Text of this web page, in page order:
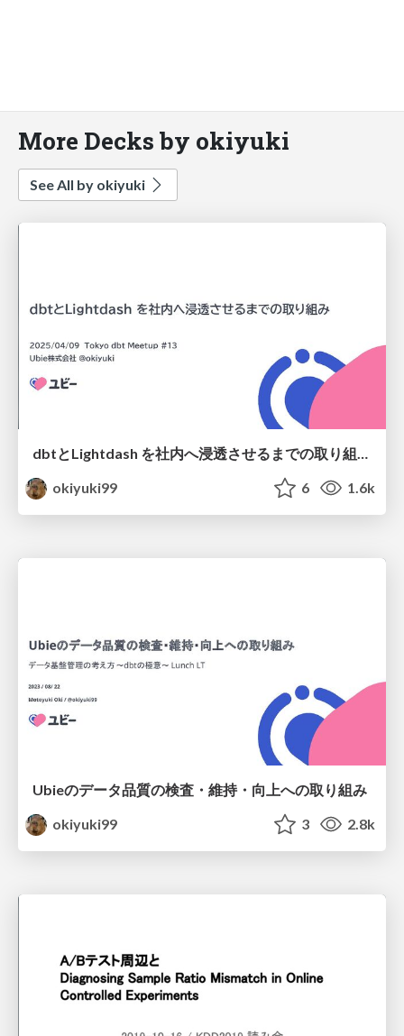
More Decks by okiyuki
See All by okiyuki
dbtとLightdash を社内へ浸透させるまでの取り組み / Integrate dbt and Lightdash into Ubie
okiyuki99
6 1.6k
Ubieのデータ品質の検査・維持・向上への取り組み
okiyuki99
3 2.8k